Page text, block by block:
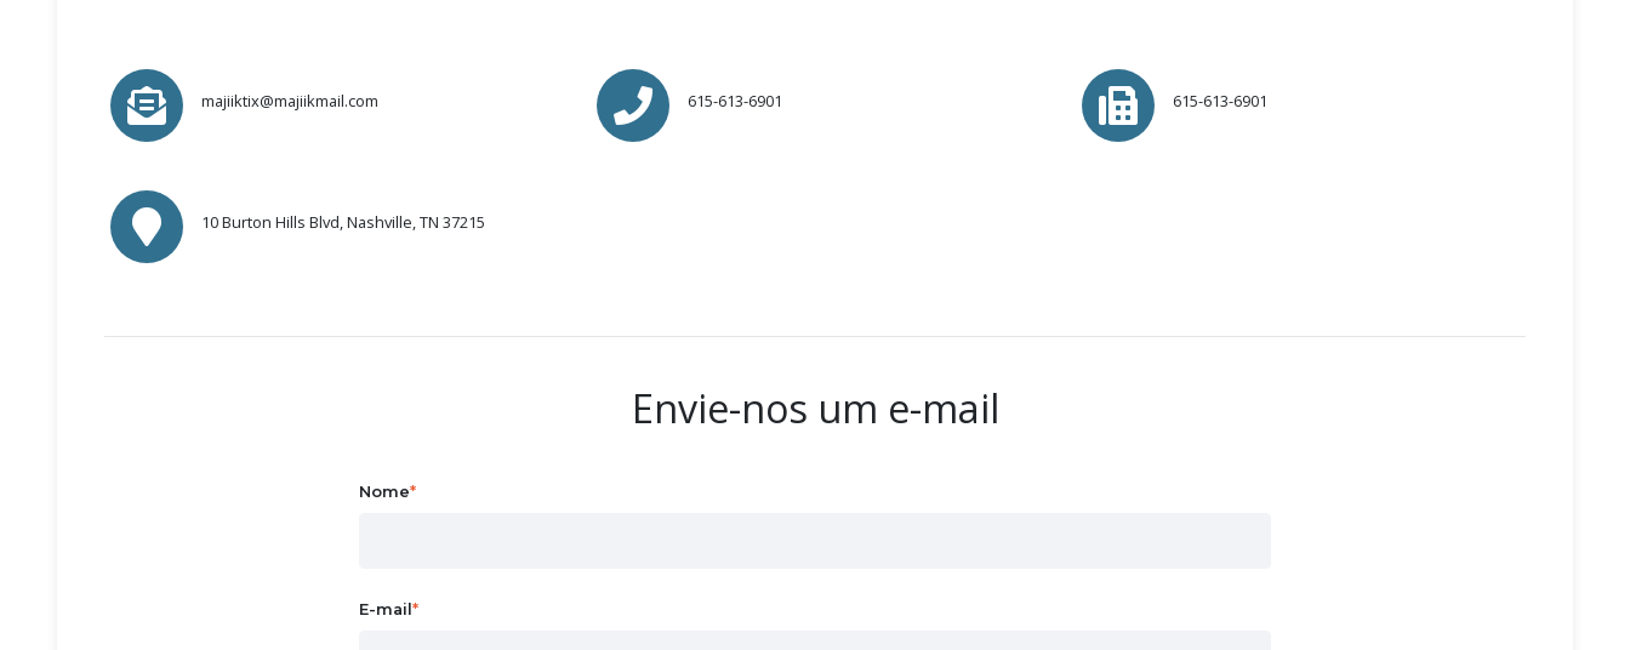
majiiktix@majiikmail.com 615-613-6901 615-613-6901
10 Burton Hills Blvd, Nashville, TN 37215
Envie-nos um e-mail
Nome
E-mail